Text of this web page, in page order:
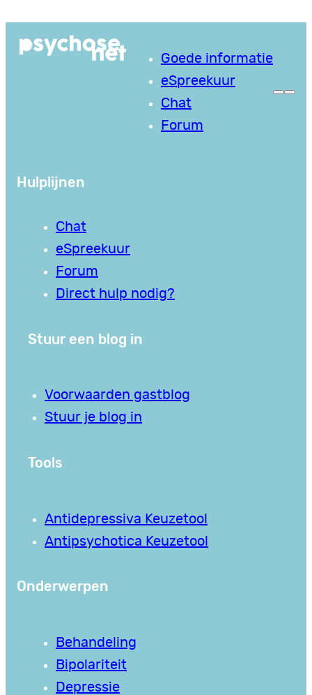
naar
Goede informatie
eSpreekuur
Chat
Forum
Hulplijnen
Chat
eSpreekuur
Forum
Direct hulp nodig?
Stuur een blog in
Voorwaarden gastblog
Stuur je blog in
Tools
Antidepressiva Keuzetool
Antipsychotica Keuzetool
Onderwerpen
Behandeling
Bipolariteit
Depressie